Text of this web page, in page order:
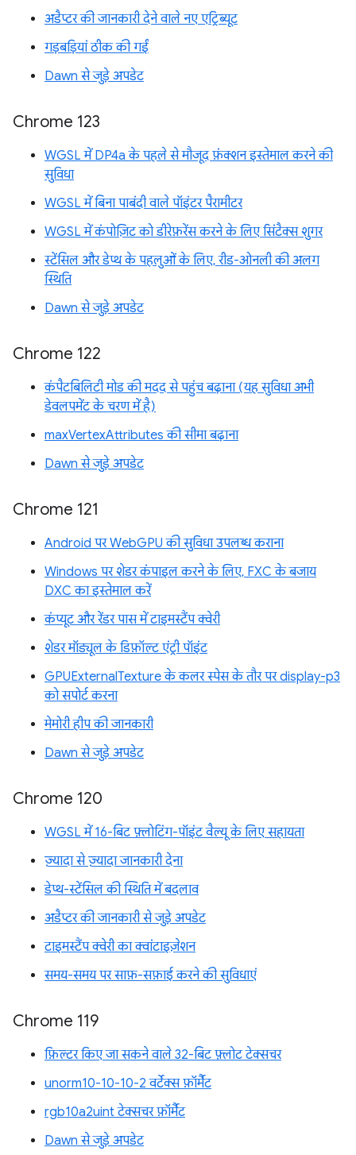
अडैप्टर की जानकारी देने वाले नए एट्रिब्यूट
गड़बड़ियां ठीक की गईं
Dawn से जुड़े अपडेट
Chrome 123
WGSL में DP4a के पहले से मौजूद फ़ंक्शन इस्तेमाल करने की
सुविधा
WGSL में बिना पाबंदी वाले पॉइंटर पैरामीटर
WGSL में कंपोज़िट को डीरेफ़रेंस करने के लिए सिंटैक्स शुगर
स्टेंसिल और डेप्थ के पहलुओं के लिए, रीड-ओनली की अलग
स्थिति
Dawn से जुड़े अपडेट
Chrome 122
कंपैटबिलिटी मोड की मदद से पहुंच बढ़ाना (यह सुविधा अभी
डेवलपमेंट के चरण में है)
maxVertexAttributes की सीमा बढ़ाना
Dawn से जुड़े अपडेट
Chrome 121
Android पर WebGPU की सुविधा उपलब्ध कराना
Windows पर शेडर कंपाइल करने के लिए, FXC के बजाय
DXC का इस्तेमाल करें
कंप्यूट और रेंडर पास में टाइमस्टैंप क्वेरी
शेडर मॉड्यूल के डिफ़ॉल्ट एंट्री पॉइंट
GPUExternalTexture के कलर स्पेस के तौर पर display-p3
को सपोर्ट करना
मेमोरी हीप की जानकारी
Dawn से जुड़े अपडेट
Chrome 120
WGSL में 16-बिट फ़्लोटिंग-पॉइंट वैल्यू के लिए सहायता
ज़्यादा से ज़्यादा जानकारी देना
डेप्थ-स्टेंसिल की स्थिति में बदलाव
अडैप्टर की जानकारी से जुड़े अपडेट
टाइमस्टैंप क्वेरी का क्वांटाइज़ेशन
समय-समय पर साफ़-सफ़ाई करने की सुविधाएं
Chrome 119
फ़िल्टर किए जा सकने वाले 32-बिट फ़्लोट टेक्सचर
unorm10-10-10-2 वर्टेक्स फ़ॉर्मैट
rgb10a2uint टेक्सचर फ़ॉर्मैट
Dawn से जुड़े अपडेट